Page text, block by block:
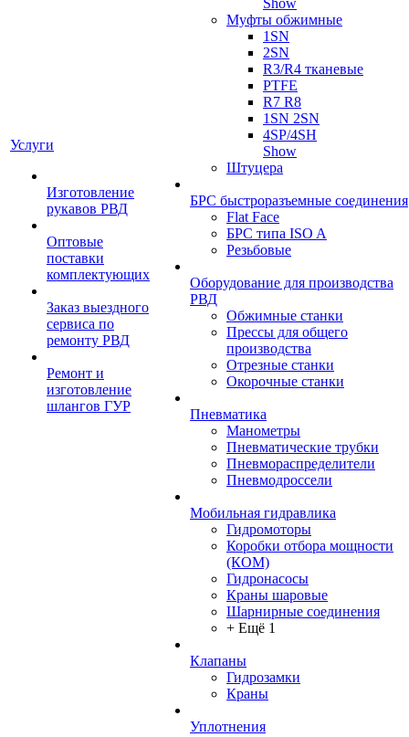
Услуги
Изготовление
рукавов РВД
Оптовые
поставки
комплектующих
Заказ выездного
сервиса по
ремонту РВД
Ремонт и
изготовление
шлангов ГУР
Show
Муфты обжимные
1SN
2SN
R3/R4 тканевые
PTFE
R7 R8
1SN 2SN
4SP/4SH
Show
Штуцера
БРС быстроразъемные соединения
Flat Face
БРС типа ISO A
Резьбовые
Оборудование для производства
РВД
Обжимные станки
Прессы для общего
производства
Отрезные станки
Окорочные станки
Пневматика
Манометры
Пневматические трубки
Пневмораспределители
Пневмодроссели
Мобильная гидравлика
Гидромоторы
Коробки отбора мощности
(КОМ)
Гидронасосы
Краны шаровые
Шарнирные соединения
+ Ещё 1
Клапаны
Гидрозамки
Краны
Уплотнения